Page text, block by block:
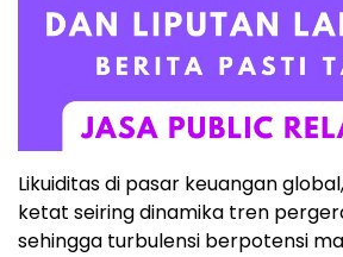
Likuiditas di pasar keuangan
ketat seiring dinamika tren
sehingga turbulensi berpotensi